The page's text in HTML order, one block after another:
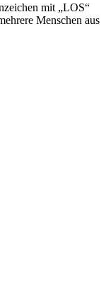
mit „LOS“
Menschen aus